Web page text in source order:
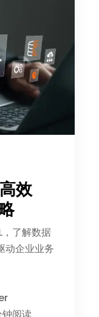
效
了解数据
动企业业务